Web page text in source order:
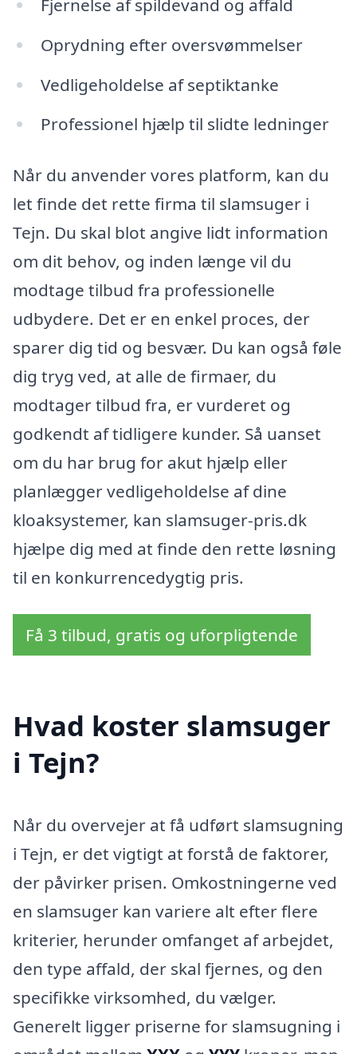
Fjernelse af spildevand og affald
Oprydning efter oversvømmelser
Vedligeholdelse af septiktanke
Professionel hjælp til slidte ledninger
Når du anvender vores platform, kan du
let finde det rette firma til slamsuger i
Tejn. Du skal blot angive lidt information
om dit behov, og inden længe vil du
modtage tilbud fra professionelle
udbydere. Det er en enkel proces, der
sparer dig tid og besvær. Du kan også føle
dig tryg ved, at alle de firmaer, du
modtager tilbud fra, er vurderet og
godkendt af tidligere kunder. Så uanset
om du har brug for akut hjælp eller
planlægger vedligeholdelse af dine
kloaksystemer, kan slamsuger-pris.dk
hjælpe dig med at finde den rette løsning
til en konkurrencedygtig pris.
Få 3 tilbud, gratis og uforpligtende
Hvad koster slamsuger
i Tejn?
Når du overvejer at få udført slamsugning
i Tejn, er det vigtigt at forstå de faktorer,
der påvirker prisen. Omkostningerne ved
en slamsuger kan variere alt efter flere
kriterier, herunder omfanget af arbejdet,
den type affald, der skal fjernes, og den
specifikke virksomhed, du vælger.
Generelt ligger priserne for slamsugning i